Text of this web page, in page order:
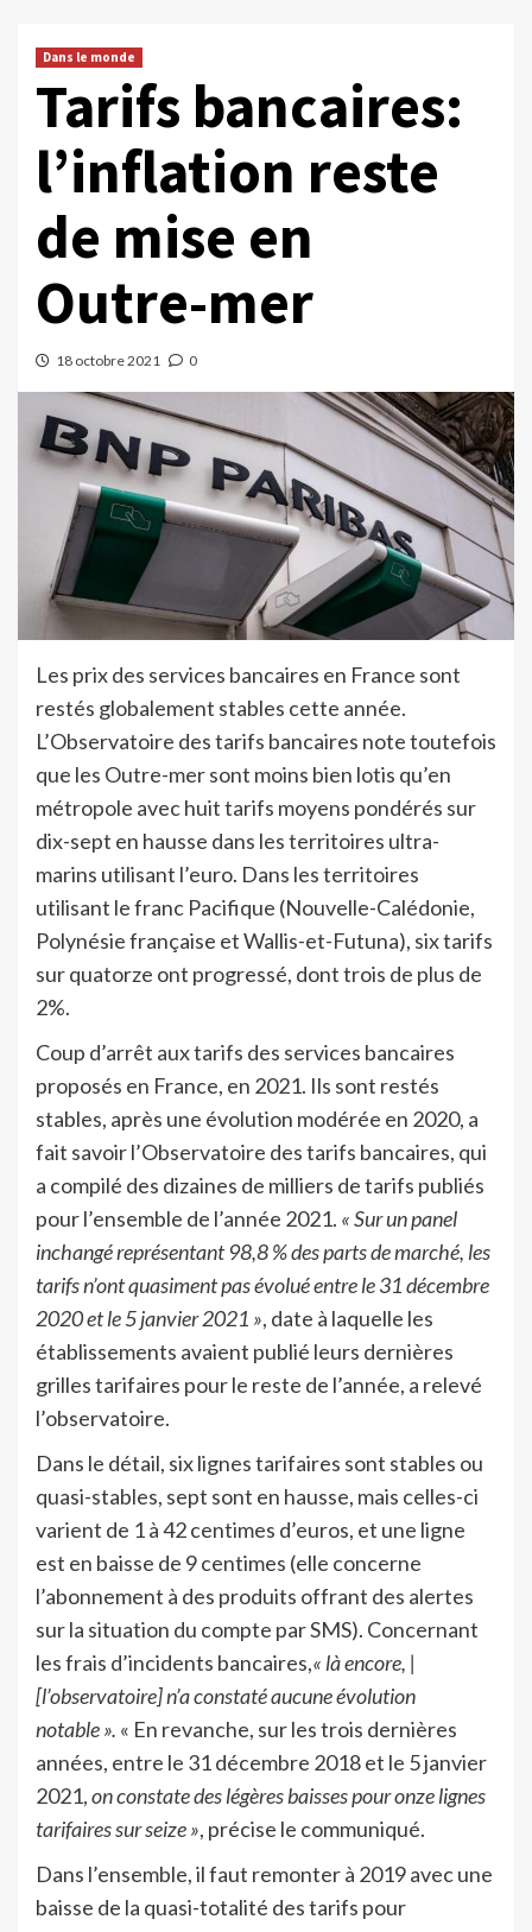
Dans le monde
Tarifs bancaires:
l’inflation reste
de mise en
Outre-mer
18 octobre 2021 0
Les prix des services bancaires en France sont
restés globalement stables cette année.
L’Observatoire des tarifs bancaires note toutefois
que les Outre-mer sont moins bien lotis qu’en
métropole avec huit tarifs moyens pondérés sur
dix-sept en hausse dans les territoires ultra-
marins utilisant l’euro. Dans les territoires
utilisant le franc Pacifique (Nouvelle-Calédonie,
Polynésie française et Wallis-et-Futuna), six tarifs
sur quatorze ont progressé, dont trois de plus de
2%.
Coup d’arrêt aux tarifs des services bancaires
proposés en France, en 2021. Ils sont restés
stables, après une évolution modérée en 2020, a
fait savoir l’Observatoire des tarifs bancaires, qui
a compilé des dizaines de milliers de tarifs publiés
pour l’ensemble de l’année 2021. « Sur un panel
inchangé représentant 98,8 % des parts de marché, les
tarifs n’ont quasiment pas évolué entre le 31 décembre
2020 et le 5 janvier 2021 », date à laquelle les
établissements avaient publié leurs dernières
grilles tarifaires pour le reste de l’année, a relevé
l’observatoire.
Dans le détail, six lignes tarifaires sont stables ou
quasi-stables, sept sont en hausse, mais celles-ci
varient de 1 à 42 centimes d’euros, et une ligne
est en baisse de 9 centimes (elle concerne
l’abonnement à des produits offrant des alertes
sur la situation du compte par SMS). Concernant
les frais d’incidents bancaires,« là encore, |
[l’observatoire] n’a constaté aucune évolution
notable ». « En revanche, sur les trois dernières
années, entre le 31 décembre 2018 et le 5 janvier
2021,on constate des légères baisses pour onze lignes
tarifaires sur seize », précise le communiqué.
Dans l’ensemble, il faut remonter à 2019 avec une
baisse de la quasi-totalité des tarifs pour